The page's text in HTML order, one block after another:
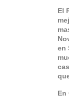
El
en
En